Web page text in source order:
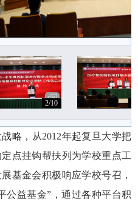
2/10
略 ， 从2012年起复旦大学把
点挂钩帮扶列为学校重点工
基金会积极响应学校号召，
公益基金” ，通过各种平台积